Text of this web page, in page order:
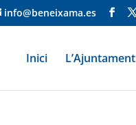
info@beneixama.es
Inici L’Ajuntament